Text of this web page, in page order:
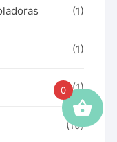
(1)
(1)
(1)
(10)
0